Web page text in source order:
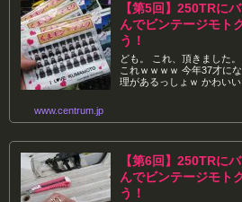
【第5回】250TRに
んでビンテージモト
う！
ども。 これ、頂きました
これｗｗｗｗ 今年37才に
理があるっしょｗ かわいい
www.centrum.jp
【第6回】250TRに
んでビンテージモト
う！